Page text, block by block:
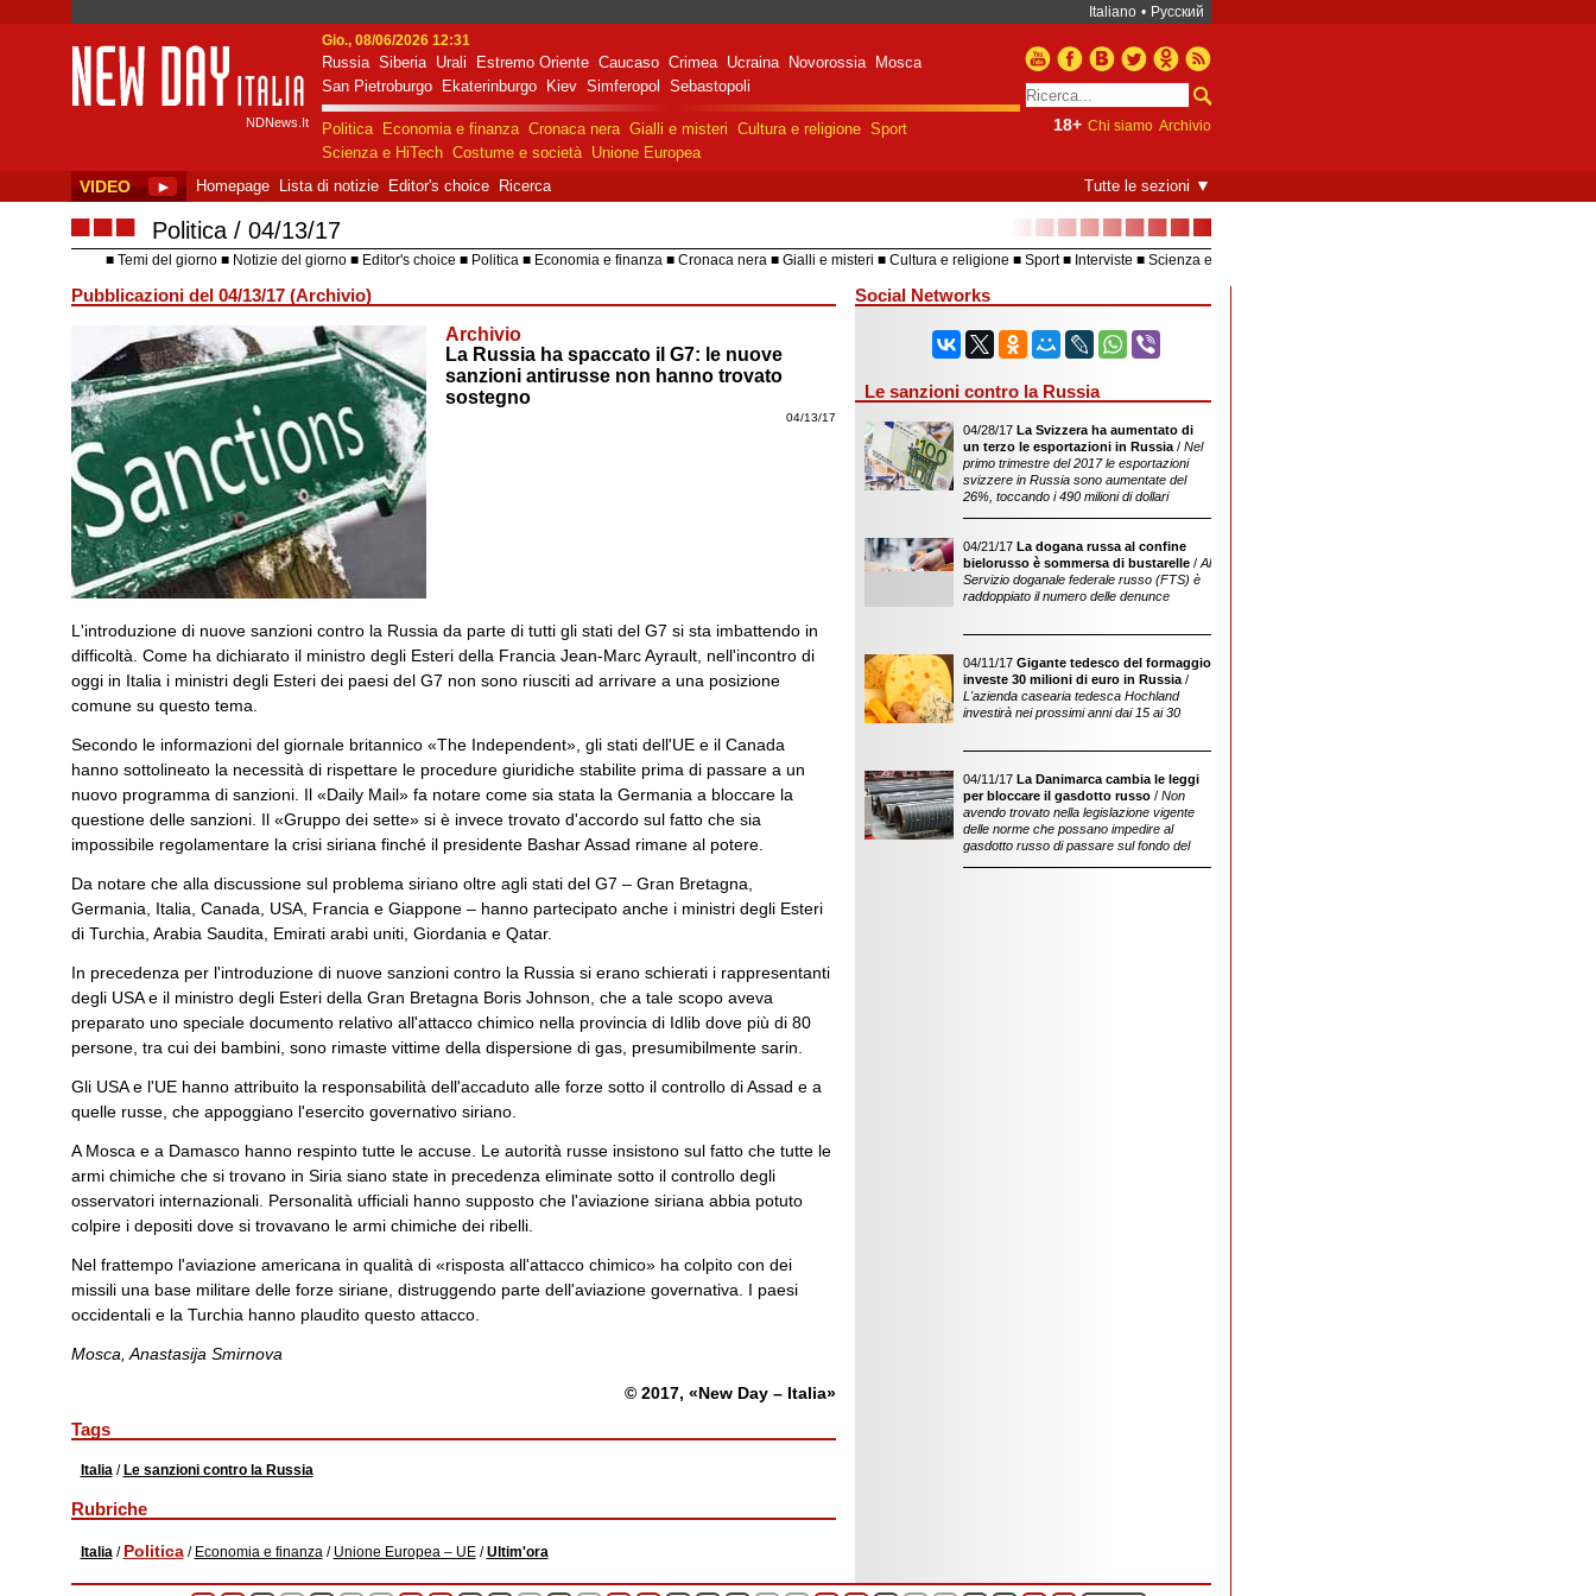
Italiano • Русский
New Day Italia
NDNews.It
Gio., 08/06/2026 12:31
Russia Siberia Urali Estremo Oriente Caucaso Crimea Ucraina Novorossia
Mosca
San Pietroburgo
Ekaterinburgo Kiev Simferopol Sebastopoli
Politica Economia e finanza Cronaca nera Gialli e misteri Cultura e religione Sport
Scienza e HiTech Costume e società Unione Europea
18+ Chi siamo Archivio
VIDEO ► Homepage Lista di notizie Editor's choice Ricerca Tutte le sezioni ▼
■■■ Politica 04/13/17 ■■■■■■■■■
Temi del giorno Notizie del giorno Editor's choice Politica Economia e finanza Cronaca nera Gialli e misteri Cultura e religione Sport Interviste
Scienza e
Pubblicazioni del 04/13/17 (Archivio)
Archivio
La Russia ha spaccato il G7: le nuove
sanzioni antirusse non hanno trovato
sostegno
04/13/17
L'introduzione di nuove sanzioni contro la Russia da parte di tutti gli stati del G7 si sta imbattendo in
difficoltà. Come ha dichiarato il ministro degli Esteri della Francia Jean-Marc Ayrault, nell'incontro di
oggi in Italia i ministri degli Esteri dei paesi del G7 non sono riusciti ad arrivare a una posizione
comune su questo tema.
Secondo le informazioni del giornale britannico «The Independent», gli stati dell'UE e il Canada
hanno sottolineato la necessità di rispettare le procedure giuridiche stabilite prima di passare a un
nuovo programma di sanzioni. Il «Daily Mail» fa notare come sia stata la Germania a bloccare la
questione delle sanzioni. Il «Gruppo dei sette» si è invece trovato d'accordo sul fatto che sia
impossibile regolamentare la crisi siriana finché il presidente Bashar Assad rimane al potere.
Da notare che alla discussione sul problema siriano oltre agli stati del G7 – Gran Bretagna,
Germania, Italia, Canada, USA, Francia e Giappone – hanno partecipato anche i ministri degli Esteri
di Turchia, Arabia Saudita, Emirati arabi uniti, Giordania e Qatar.
In precedenza per l'introduzione di nuove sanzioni contro la Russia si erano schierati i rappresentanti
degli USA e il ministro degli Esteri della Gran Bretagna Boris Johnson, che a tale scopo aveva
preparato uno speciale documento relativo all'attacco chimico nella provincia di Idlib dove più di 80
persone, tra cui dei bambini, sono rimaste vittime della dispersione di gas, presumibilmente sarin.
Gli USA e l'UE hanno attribuito la responsabilità dell'accaduto alle forze sotto il controllo di Assad e a
quelle russe, che appoggiano l'esercito governativo siriano.
A Mosca e a Damasco hanno respinto tutte le accuse. Le autorità russe insistono sul fatto che tutte le
armi chimiche che si trovano in Siria siano state in precedenza eliminate sotto il controllo degli
osservatori internazionali. Personalità ufficiali hanno supposto che l'aviazione siriana abbia potuto
colpire i depositi dove si trovavano le armi chimiche dei ribelli.
Nel frattempo l'aviazione americana in qualità di «risposta all'attacco chimico» ha colpito con dei
missili una base militare delle forze siriane, distruggendo parte dell'aviazione governativa. I paesi
occidentali e la Turchia hanno plaudito questo attacco.
Mosca, Anastasija Smirnova
© 2017, «New Day – Italia»
Tags
Italia /Le sanzioni contro la Russia
Rubriche
Italia / Politica/ Economia e finanza / Unione Europea – UE/Ultim'ora
Social Networks
Le sanzioni contro la Russia
04/28/17 La Svizzera ha aumentato di
un terzo le esportazioni in Russia/ Nel
primo trimestre del 2017 le esportazioni
svizzere in Russia sono aumentate del
26%, toccando i 490 milioni di dollari
04/21/17 La dogana russa al confine
bielorusso è sommersa di bustarelle/ Al
Servizio doganale federale russo (FTS) è
raddoppiato il numero delle denunce
04/11/17 Gigante tedesco del formaggio
investe 30 milioni di euro in Russia/
L'azienda casearia tedesca Hochland
investirà nei prossimi anni dai 15 ai 30
04/11/17 La Danimarca cambia le leggi
per bloccare il gasdotto russo/ Non
avendo trovato nella legislazione vigente
delle norme che possano impedire al
gasdotto russo di passare sul fondo del